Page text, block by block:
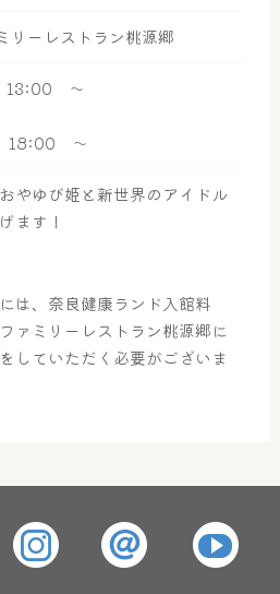
サウナ・岩盤浴
リーレストラン桃源郷
13:00 ～
18:00 ～
やゆび姫と新世界のアイドル
ます！
は、奈良健康ランド入館料
ァミリーレストラン桃源郷に
していただく必要がございま